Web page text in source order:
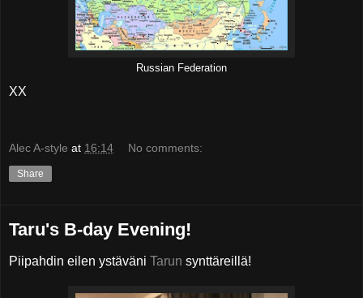
Russian Federation
XX
Alec A-style at 16:14 No comments:
Share
Taru's B-day Evening!
Piipahdin eilen ystäväni Tarun synttäreillä!